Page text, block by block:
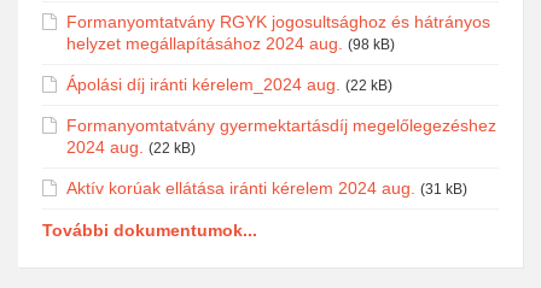
Formanyomtatvány RGYK jogosultsághoz és hátrányos
helyzet megállapításához 2024 aug.
(98 kB)
Ápolási díj iránti kérelem_2024 aug. (22 kB)
Formanyomtatvány gyermektartásdíj megelőlegezéshez
2024 aug.
(22 kB)
Aktív korúak ellátása iránti kérelem 2024 aug. (31 kB)
További dokumentumok...